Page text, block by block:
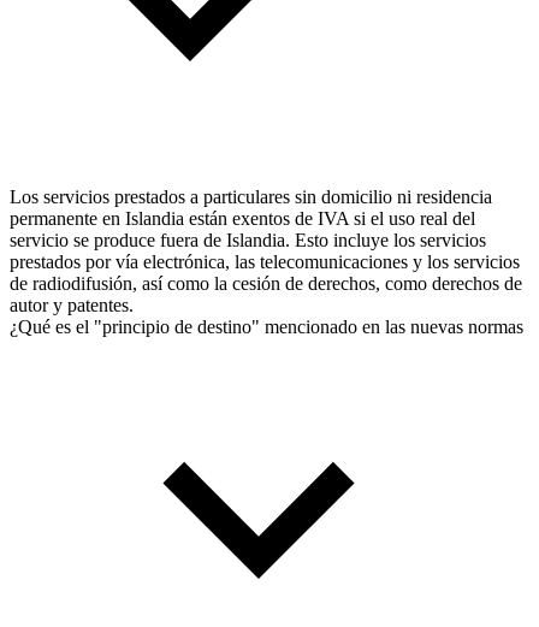
Los servicios prestados a particulares sin domicilio ni residencia
permanente en Islandia están exentos de IVA si el uso real del
servicio se produce fuera de Islandia. Esto incluye los servicios
prestados por vía electrónica, las telecomunicaciones y los servicios
de radiodifusión, así como la cesión de derechos, como derechos de
autor y patentes.
¿Qué es el "principio de destino" mencionado en las nuevas normas